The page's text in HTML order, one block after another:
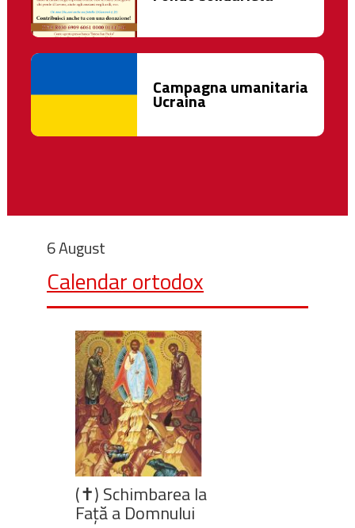
Campagna umanitaria
Ucraina
6 August
Calendar ortodox
(✝) Schimbarea la
Față a Domnului